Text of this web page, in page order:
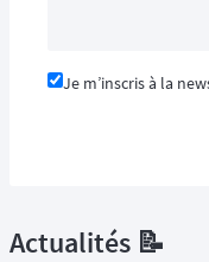
Je m’inscris à la
Actualités 📝